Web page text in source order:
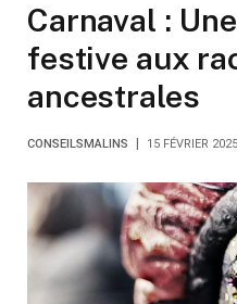
Carnaval :
festive aux
ancestrales
CONSEILSMALINS 15 FÉVRIER 2025